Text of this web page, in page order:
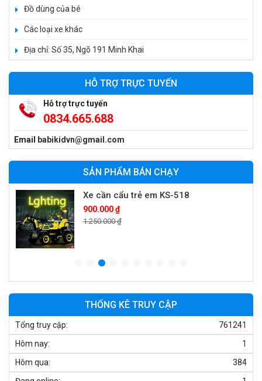
Đồ dùng của bé
Các loại xe khác
Địa chỉ: Số 35, Ngõ 191 Minh Khai
HỖ TRỢ TRỰC TUYẾN
Hỗ trợ trực tuyến
0834.665.688
Email babikidvn@gmail.com
SẢN PHẨM BÁN CHẠY
Xe 3 bánh trẻ em 968
350.000 ₫
550.000 ₫
950.000 ₫
Xe cần cẩu trẻ em KS-518
900.000 ₫
1.250.000 ₫
Xe máy điện trẻ em T118
Xe điện trẻ em 7017
THỐNG KÊ TRUY CẬP
761241
Tổng truy cập:
1
Hôm nay:
384
Hôm qua: